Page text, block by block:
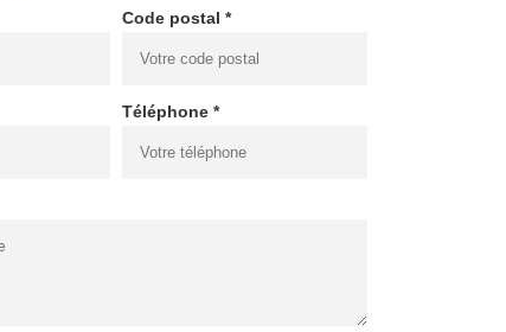
Code postal *
Téléphone *